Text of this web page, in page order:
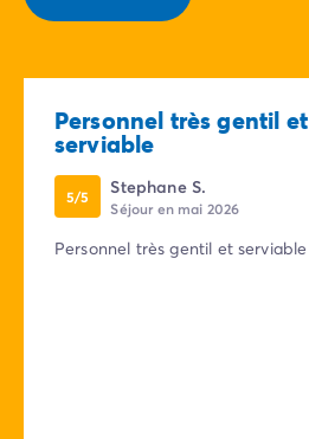
Personnel très gentil et
serviable
5/5 Stephane S.
Séjour en mai 2026
Personnel très gentil et serviable